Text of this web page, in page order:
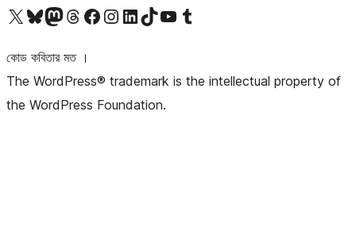
আমাদের X (আগের টুইটার) অ্যাকাউন্টে যানআমাদের Bluesky অ্যাকাউন্টটি দেখুনআমাদের মাস্টোডন অ্যাকাউন্টটি দেখুনআমাদের থ্রেডস অ্যাকাউন্টটি দেখুনআমাদের ফেসবুক পেজ দেখুনআমাদের ইন্সটাগ্রাম অ্যাকাউন্ট দেখুনআমাদের লিঙ্কডইন অ্যাকাউন্টে যানআমাদের TikTok অ্যাকাউন্টটি দেখুনআমাদের ইউটিউব চ্যানেলে যান আমাদের টাম্বলার অ্যাকাউন্ট দেখুন
কোড কবিতার মত ।
The WordPress® trademark is the intellectual property of
the WordPress Foundation.